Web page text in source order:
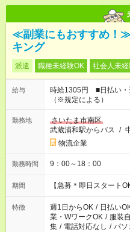
≪副業にもおすすめ！
キング
派遣 職種未経験OK 社会人未
給与
時給1305円 ■日払い・
（※規定による）
勤務地
さいたま市南区
武蔵浦和駅からバス /
物流企業
勤務時間 9：00～18：00
期間 【急募＊即日スタート
特徴 週1日からOK / 日払い
業・WワークOK / 服装
集 / 電話対応なし / パソ